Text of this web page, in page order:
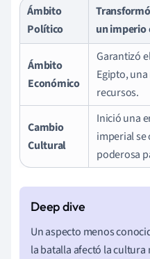
Ámbito
Político
un imperio
Ámbito
Económico
Garantizó
Egipto,
recursos.
Cambio
Cultural
Inició una
imperial
poderosa
Un aspecto menos
la batalla afectó la cultura